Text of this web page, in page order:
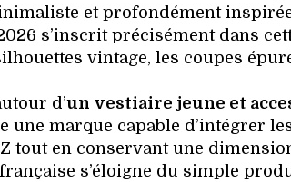
et profondément
s’inscrit précisément dans
vintage, les coupes
d’un vestiaire jeune et
une marque capable d’intégrer
tout en conservant une
française s’éloigne du simple